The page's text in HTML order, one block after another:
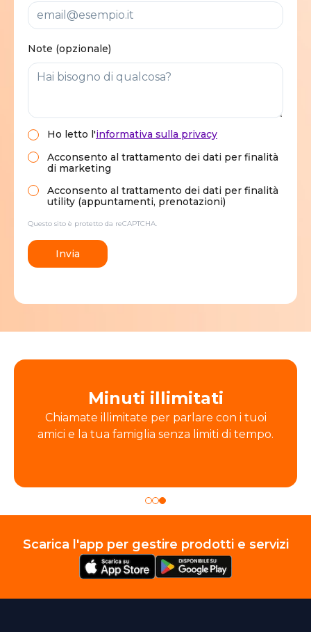
Note (opzionale)
Ho letto l'informativa sulla privacy
Acconsento al trattamento dei dati per finalità
di marketing
Acconsento al trattamento dei dati per finalità
utility (appuntamenti, prenotazioni)
Questo sito è protetto da reCAPTCHA.
Invia
Minuti illimitati
Chiamate illimitate per parlare con i tuoi
amici e la tua famiglia senza limiti di tempo.
Scarica l'app per gestire prodotti e servizi